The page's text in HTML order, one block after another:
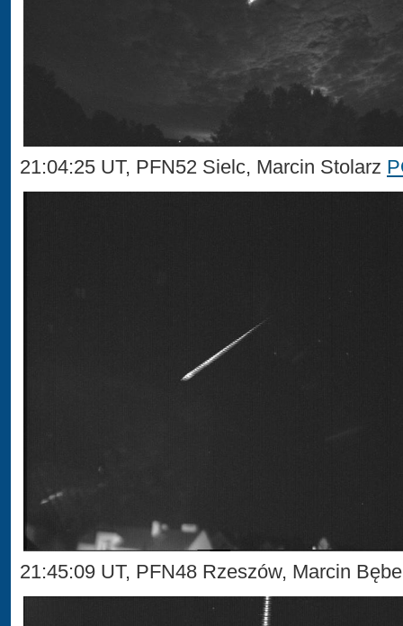
21:04:25 UT, PFN52 Sielc, Marcin Stolarz
21:45:09 UT, PFN48 Rzeszów, Marcin